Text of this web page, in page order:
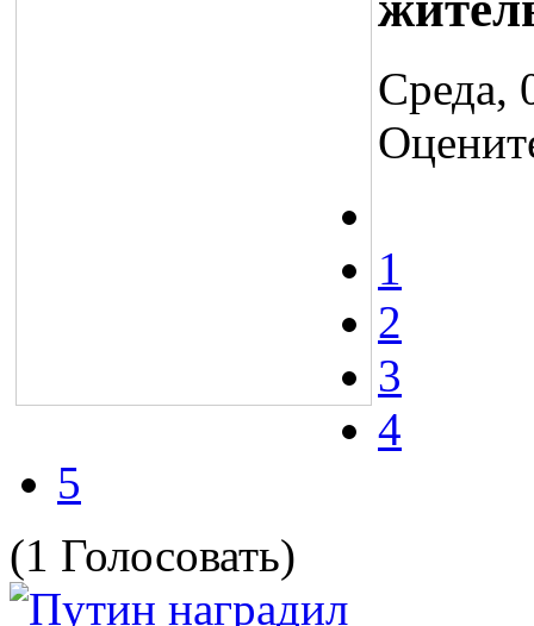
Среда,
1
2
3
4
5
(1 Голосовать)